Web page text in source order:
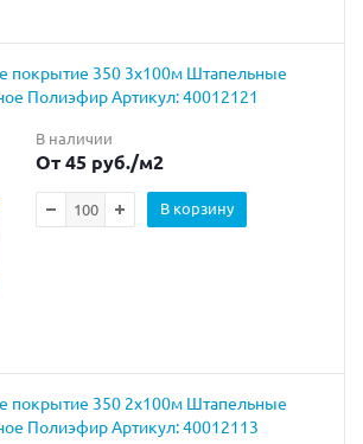
покрытие 350 3х100м Штапельные
Полиэфир Артикул: 40012121
В наличии
От 45 руб./м2
В корзину
покрытие 350 2х100м Штапельные
Полиэфир Артикул: 40012113